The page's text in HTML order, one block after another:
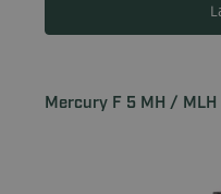
Mercury F 5 MH / MLH